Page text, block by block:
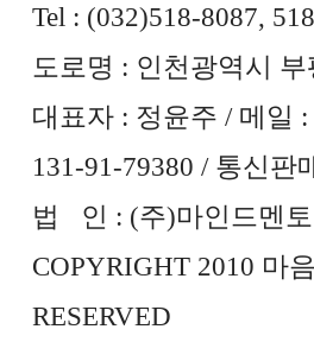
Tel : (032)518-8087,
도로명 : 인천광역시
대표자 : 정윤주 / 메일 :
131-91-79380 / 통신판
법 인 : (주)마인드멘토
COPYRIGHT 2010 마
RESERVED